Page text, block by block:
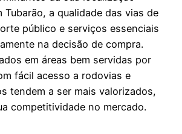
Tubarão, a qualidade das vias de
público e serviços essenciais
na decisão de compra.
em áreas bem servidas por
fácil acesso a rodovias e
tendem a ser mais valorizados,
competitividade no mercado.